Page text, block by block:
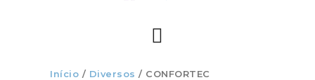
Início / Diversos / CONFORTEC